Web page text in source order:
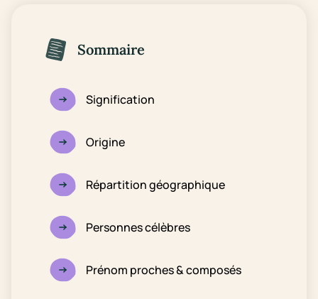
Sommaire
Signification
Origine
Répartition géographique
Personnes célèbres
Prénom proches & composés